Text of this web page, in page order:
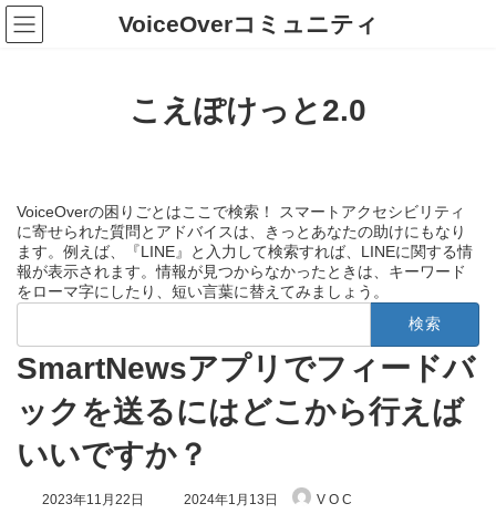
コ
ン
テ
ナ
ビ
ゲ
VoiceOverコミュニティ
こえぽけっと2.0
VoiceOverの困りごとはここで検索！ スマートアクセシビリティ
に寄せられた質問とアドバイスは、きっとあなたの助けにもなり
ます。例えば、『LINE』と入力して検索すれば、LINEに関する情
報が表示されます。情報が見つからなかったときは、キーワード
をローマ字にしたり、短い言葉に替えてみましょう。
検
SmartNewsアプリでフィードバ
ックを送るにはどこから行えば
いいですか？
2023年11月22日
最
2024年1月13日 V O C